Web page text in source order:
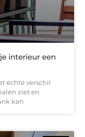
interieur een
echte verschil
ziet en
kan